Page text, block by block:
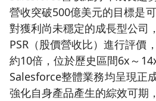
營收突破500億美元的目標是
對獲利尚未穩定的成長型公司
PSR（股價營收比）進行評價
約10倍，位於歷史區間6x～
Salesforce整體業務均呈現正
強化自身產品產生的綜效可期